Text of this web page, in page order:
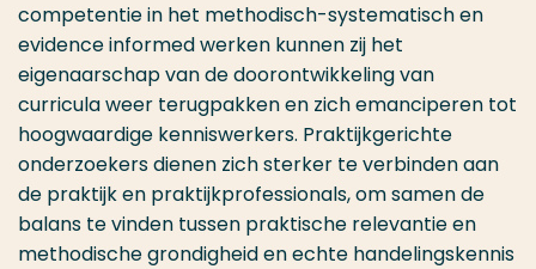
competentie in het methodisch-systematisch en
evidence informed werken kunnen zij het
eigenaarschap van de doorontwikkeling van
curricula weer terugpakken en zich emanciperen tot
hoogwaardige kenniswerkers. Praktijkgerichte
onderzoekers dienen zich sterker te verbinden aan
de praktijk en praktijkprofessionals, om samen de
balans te vinden tussen praktische relevantie en
methodische grondigheid en echte handelingskennis